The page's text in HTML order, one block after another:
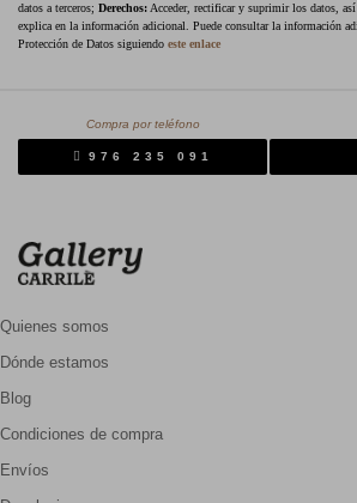
datos a terceros; Derechos: Acceder, rectificar y suprimir los datos,
explica en la información adicional. Puede consultar la información
Protección de Datos siguiendo este enlace
Compra por teléfono
976 235 091
Quienes somos
Dónde estamos
Blog
Condiciones de compra
Envíos